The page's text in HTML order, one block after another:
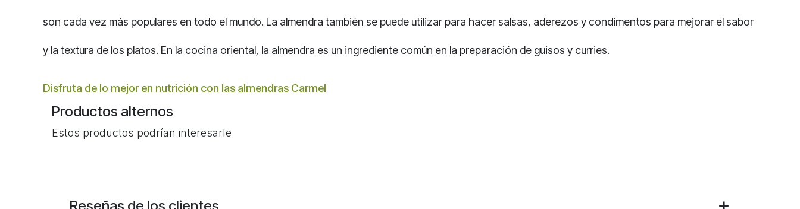
son cada vez más populares en todo el mundo. La almendra también se puede utilizar para hacer salsas, aderezos y condimentos para mejorar el sabor
y la textura de los platos. En la cocina oriental, la almendra es un ingrediente común en la preparación de guisos y curries.
Disfruta de lo mejor en nutrición con las almendras Carmel
Productos alternos
Estos productos podrían interesarle